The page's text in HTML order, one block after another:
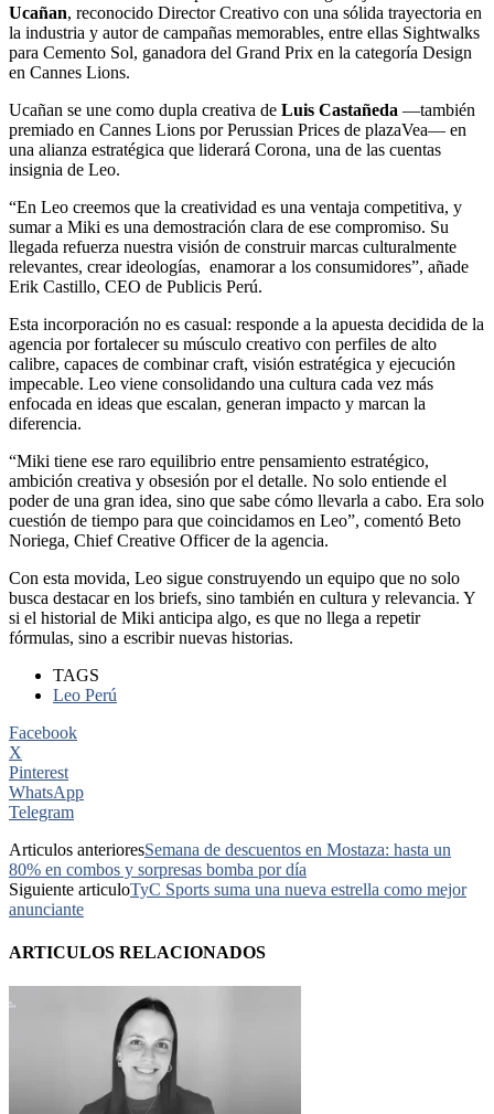
Ucañan, reconocido Director Creativo con una sólida trayectoria en
la industria y autor de campañas memorables, entre ellas Sightwalks
para Cemento Sol, ganadora del Grand Prix en la categoría Design
en Cannes Lions.
Ucañan se une como dupla creativa de Luis Castañeda —también
premiado en Cannes Lions por Perussian Prices de plazaVea— en
una alianza estratégica que liderará Corona, una de las cuentas
insignia de Leo.
“En Leo creemos que la creatividad es una ventaja competitiva, y
sumar a Miki es una demostración clara de ese compromiso. Su
llegada refuerza nuestra visión de construir marcas culturalmente
relevantes, crear ideologías, enamorar a los consumidores”, añade
Erik Castillo, CEO de Publicis Perú.
Esta incorporación no es casual: responde a la apuesta decidida de la
agencia por fortalecer su músculo creativo con perfiles de alto
calibre, capaces de combinar craft, visión estratégica y ejecución
impecable. Leo viene consolidando una cultura cada vez más
enfocada en ideas que escalan, generan impacto y marcan la
diferencia.
“Miki tiene ese raro equilibrio entre pensamiento estratégico,
ambición creativa y obsesión por el detalle. No solo entiende el
poder de una gran idea, sino que sabe cómo llevarla a cabo. Era solo
cuestión de tiempo para que coincidamos en Leo”, comentó Beto
Noriega, Chief Creative Officer de la agencia.
Con esta movida, Leo sigue construyendo un equipo que no solo
busca destacar en los briefs, sino también en cultura y relevancia. Y
si el historial de Miki anticipa algo, es que no llega a repetir
fórmulas, sino a escribir nuevas historias.
TAGS
Leo Perú
Facebook
X
Pinterest
WhatsApp
Telegram
Articulos anterioresSemana de descuentos en Mostaza: hasta un
80% en combos y sorpresas bomba por día
Siguiente articuloTyC Sports suma una nueva estrella como mejor
anunciante
ARTICULOS RELACIONADOS